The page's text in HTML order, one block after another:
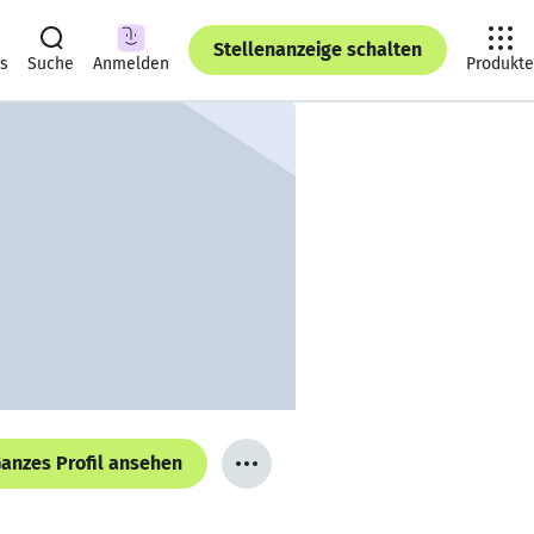
Suche Anmelden
Stellenanzeige schalten
Produkte
Profil ansehen